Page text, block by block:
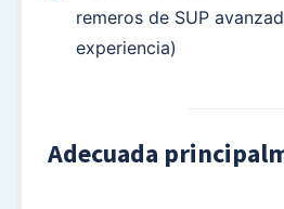
remeros de SUP
experiencia)
Adecuada